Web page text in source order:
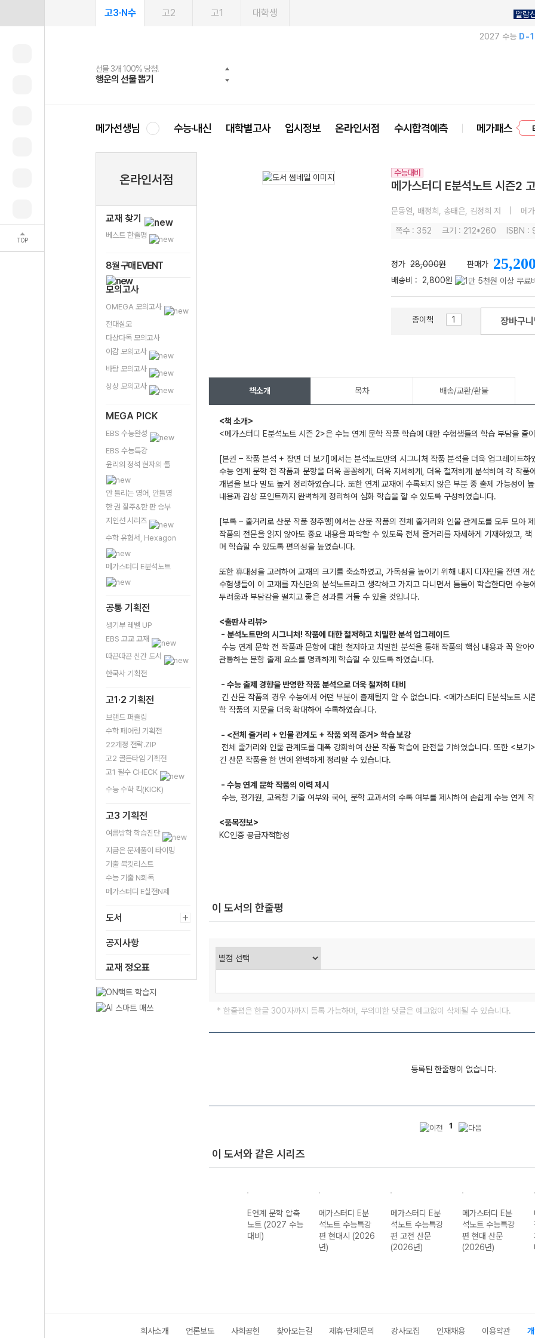
TOP
고3·N수 고2 고1 대학생 알람
2027 수능 D-
선물 3개 100% 당첨!
행운의 선물 뽑기
선물 100% 증정!
메가스터디 X 올리브
여름방학 스터디 캐시백
메가런 썸머스쿨
2027 러셀 단과
강사 공개선발
스마트러닝앱
설문 EVENT
메가패스
3일 무료 체험권
메가패스 수강생 무료혜택!
메가클럽 멤버십
사회공헌 캠페인
희망이룸 메가나눔
메가선생님 수능·내신 대학별고사 입시정보 온라인서점 수시합격예측 메가패스
온라인서점
교재 찾기
베스트 한줄평
8월 구매 EVENT
모의고사
OMEGA 모의고사
전대실모
다상다독 모의고사
이감 모의고사
바탕 모의고사
상상 모의고사
MEGA PICK
EBS 수능완성
EBS 수능특강
윤리의 정석 현자의 돌
안 틀리는 영어, 안틀영
한 권 질주&한 판 승부
지인선 시리즈
수학 유형서, Hexagon
메가스터디 E분석노트
공통 기획전
생기부 레벨 UP
EBS 고교 교재
따끈따끈 신간 도서
한국사 기획전
고1·2 기획전
브랜드 퍼즐링
수학 페어링 기획전
22개정 전략.ZIP
고2 골든타임 기획전
고1 필수 CHECK
수능 수학 킥(KICK)
고3 기획전
여름방학 학습진단
지금은 문제풀이 타이밍
기출 북킷리스트
수능 기출 N회독
메가스터디 E실전N제
도서
공지사항
교재 정오표
수능대비
메가스터디 E분석노트 시즌2
문동열, 배정희, 송태은, 김정희 저 메
쪽수 : 352 크기 : 212*260 ISBN :
정가 28,000원 판매가 25,200
배송비 : 2,800원
종이책 장바구니
책소개 목차 배송/교환/환불
<책 소개>
<메가스터디 E분석노트 시즌 2>은 수능 연계 문학 작품 학습에 대한 수험생들의 학습 부담을 줄
[본권 – 작품 분석 + 장면 더 보기]에서는 분석노트만의 시그니처 작품 분석을 더욱 업그레이드하
수능 연계 문학 전 작품과 문항을 더욱 꼼꼼하게, 더욱 자세하게, 더욱 철저하게 분석하여 각 작품
개념을 보다 밀도 높게 정리하였습니다. 또한 연계 교재에 수록되지 않은 부분 중 출제 가능성이
내용과 감상 포인트까지 완벽하게 정리하여 심화 학습을 할 수 있도록 구성하였습니다.
[부록 – 줄거리로 산문 작품 정주행]에서는 산문 작품의 전체 줄거리와 인물 관계도를 모두 모아
작품의 전문을 읽지 않아도 중요 내용을 파악할 수 있도록 전체 줄거리를 자세하게 기재하였고,
며 학습할 수 있도록 편의성을 높였습니다.
또한 휴대성을 고려하여 교재의 크기를 축소하였고, 가독성을 높이기 위해 내지 디자인을 전면 개
수험생들이 이 교재를 자신만의 분석노트라고 생각하고 가지고 다니면서 틈틈이 학습한다면 수능
두려움과 부담감을 떨치고 좋은 성과를 거둘 수 있을 것입니다.
<출판사 리뷰>
- 분석노트만의 시그니처! 작품에 대한 철저하고 치밀한 분석 업그레이드
수능 연계 문학 전 작품과 문항에 대한 철저하고 치밀한 분석을 통해 작품의 핵심 내용과 꼭 알아
관통하는 문항 출제 요소를 명쾌하게 학습할 수 있도록 하였습니다.
- 수능 출제 경향을 반영한 작품 분석으로 더욱 철저히 대비
긴 산문 작품의 경우 수능에서 어떤 부분이 출제될지 알 수 없습니다. <메가스터디 E분석노트
학 작품의 지문을 더욱 확대하여 수록하였습니다.
- <전체 줄거리 + 인물 관계도 + 작품 외적 준거> 학습 보강
전체 줄거리와 인물 관계도를 대폭 강화하여 산문 작품 학습에 만전을 기하였습니다. 또한 <보
긴 산문 작품을 한 번에 완벽하게 정리할 수 있습니다.
- 수능 연계 문학 작품의 이력 제시
수능, 평가원, 교육청 기출 여부와 국어, 문학 교과서의 수록 여부를 제시하여 손쉽게 수능 연계
<품목정보>
KC인증 공급자적합성
이 도서의 한줄평
* 한줄평은 한글 300자까지 등록 가능하며, 무의미한 댓글은 예고없이 삭제될 수 있습니다.
등록된 한줄평이 없습니다.
1
이 도서와 같은 시리즈
E연계 문학 압축
노트 (2027 수능
대비)
메가스터디 E분
석노트 수능특강
편 현대시 (2026
년)
메가스터디 E분
석노트 수능특강
편 고전 산문
(2026년)
메가스터디 E분
석노트 수능특강
편 현대 산문
(2026년)
회사소개 언론보도 사회공헌 찾아오는길 제휴·단체문의 강사모집 인재채용 이용약관